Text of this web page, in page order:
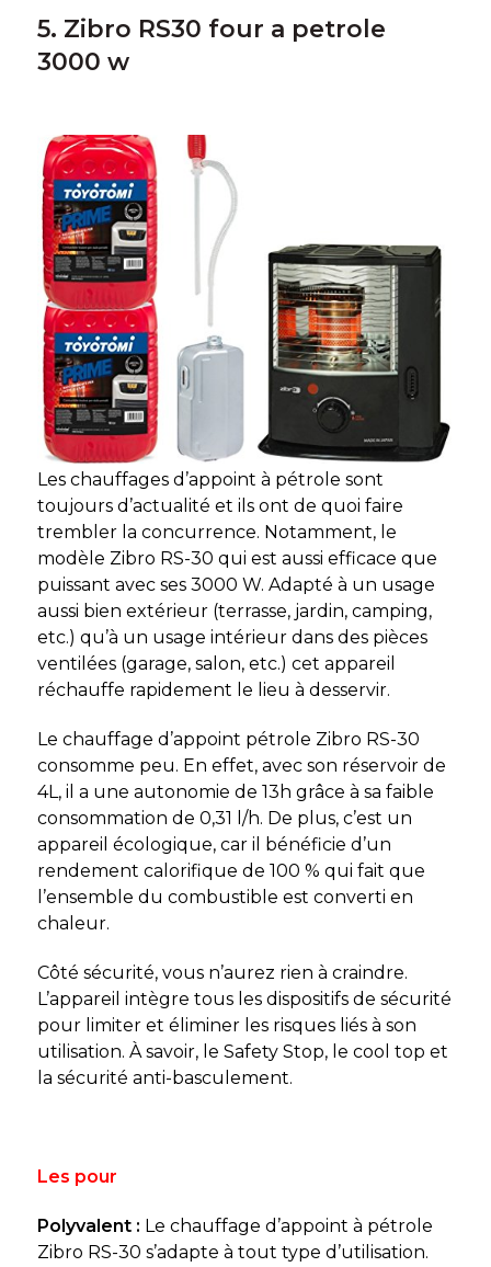
5. Zibro RS30 four a petrole
3000 w
Les chauffages d’appoint à pétrole sont
toujours d’actualité et ils ont de quoi faire
trembler la concurrence. Notamment, le
modèle Zibro RS-30 qui est aussi efficace que
puissant avec ses 3000 W. Adapté à un usage
aussi bien extérieur (terrasse, jardin, camping,
etc.) qu’à un usage intérieur dans des pièces
ventilées (garage, salon, etc.) cet appareil
réchauffe rapidement le lieu à desservir.
Le chauffage d’appoint pétrole Zibro RS-30
consomme peu. En effet, avec son réservoir de
4L, il a une autonomie de 13h grâce à sa faible
consommation de 0,31 l/h. De plus, c’est un
appareil écologique, car il bénéficie d’un
rendement calorifique de 100 % qui fait que
l’ensemble du combustible est converti en
chaleur.
Côté sécurité, vous n’aurez rien à craindre.
L’appareil intègre tous les dispositifs de sécurité
pour limiter et éliminer les risques liés à son
utilisation. À savoir, le Safety Stop, le cool top et
la sécurité anti-basculement.
Les pour
Polyvalent : Le chauffage d’appoint à pétrole
Zibro RS-30 s’adapte à tout type d’utilisation.